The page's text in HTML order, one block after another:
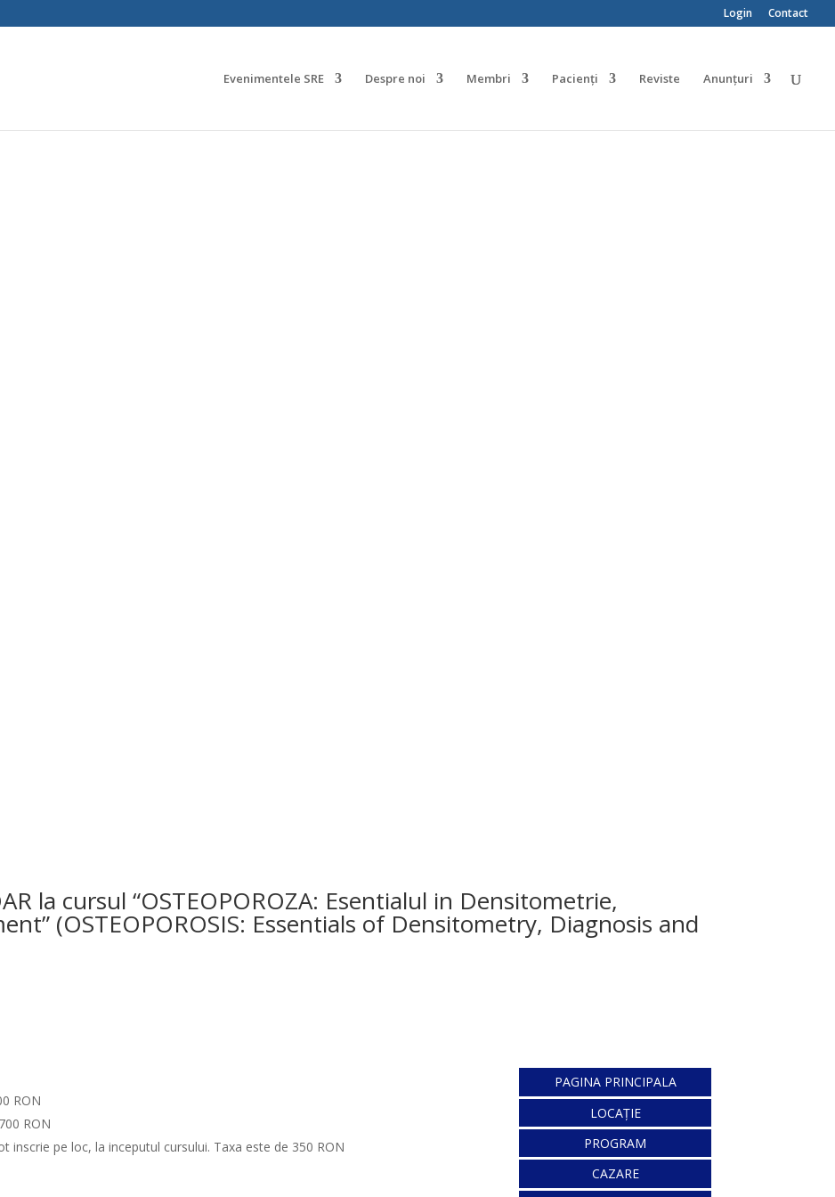
Login Contact
Evenimentele SRE Despre noi Membri Pacienți Reviste Anunțuri
la cursul “OSTEOPOROZA: Esentialul in Densitometrie,
(OSTEOPOROSIS: Essentials of Densitometry, Diagnosis and
RON
RON
inscrie pe loc, la inceputul cursului. Taxa este de 350 RON
PAGINA PRINCIPALA
LOCAȚIE
PROGRAM
CAZARE